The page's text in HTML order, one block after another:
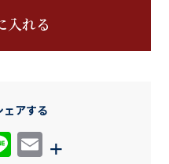
入れる
ェアする
Li E
+